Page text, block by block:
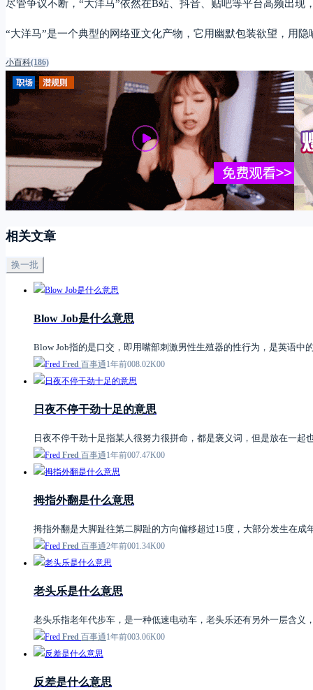
尽管争议不断，“大洋马”依然在B站、抖音、贴吧等平台高频出
“大洋马”是一个典型的网络亚文化产物，它用幽默包装欲望，用
小百科(186)
相关文章
换一批
Blow Job是什么意思
Blow Job指的是口交，即用嘴部刺激男性生殖器的性行为，是英语
Fred 百事通1年前008.02K00
日夜不停干劲十足的意思
日夜不停干劲十足指某人很努力很拼命，都是褒义词，但是放在一
Fred 百事通1年前007.47K00
拇指外翻是什么意思
拇指外翻是大脚趾往第二脚趾的方向偏移超过15度，大部分发生在
Fred 百事通2年前001.34K00
老头乐是什么意思
老头乐指老年代步车，是一种低速电动车，老头乐还有另外一层含
Fred 百事通1年前003.06K00
反差是什么意思